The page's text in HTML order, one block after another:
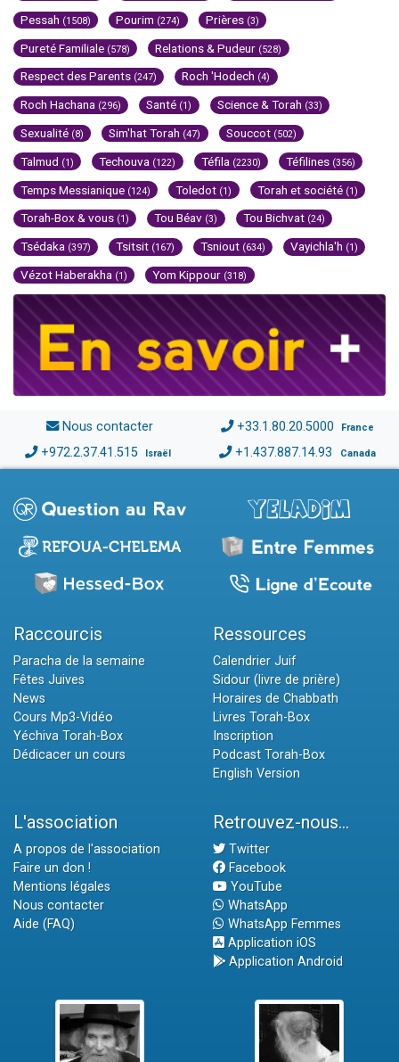
Pessah (1508) Pourim (274) Prières (3)
Pureté Familiale (578) Relations & Pudeur (528)
Respect des Parents (247) Roch 'Hodech (4)
Roch Hachana (296) Santé (1) Science & Torah (33)
Sexualité (8) Sim'hat Torah (47) Souccot (502)
Talmud (1) Techouva (122) Téfila (2230) Téfilines (356)
Temps Messianique (124) Toledot (1) Torah et société (1)
Torah-Box & vous (1) Tou Béav (3) Tou Bichvat (24)
Tsédaka (397) Tsitsit (167) Tsniout (634) Vayichla'h (1)
Vézot Haberakha (1) Yom Kippour (318)
Nous contacter +33.1.80.20.5000 France
+972.2.37.41.515 Israël +1.437.887.14.93 Canada
Raccourcis
Paracha de la semaine
Fêtes Juives
News
Cours Mp3-Vidéo
Yéchiva Torah-Box
Dédicacer un cours
Ressources
Calendrier Juif
Sidour (livre de prière)
Horaires de Chabbath
Livres Torah-Box
Inscription
Podcast Torah-Box
English Version
L'association
A propos de l'association
Faire un don !
Mentions légales
Nous contacter
Aide (FAQ)
Retrouvez-nous...
Twitter
Facebook
YouTube
WhatsApp
WhatsApp Femmes
Application iOS
Application Android